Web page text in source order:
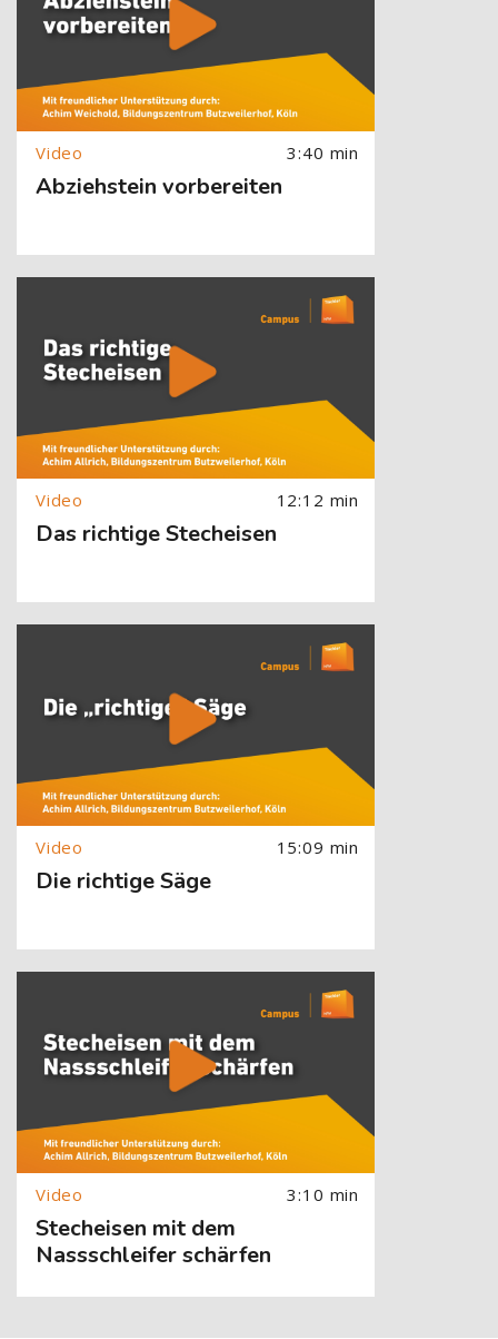
3:40 min
Abziehstein vorbereiten
[Cocoon] About (Text with Image) überspringen
12:12 min
Das richtige Stecheisen
[Cocoon] About (Text with Image) überspringen
15:09 min
Die richtige Säge
[Cocoon] About (Text with Image) überspringen
3:10 min
Stecheisen mit dem
Nassschleifer schärfen